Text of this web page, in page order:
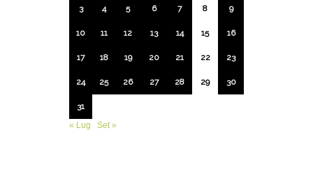
3 4 5 6 7 8 9
10 11 12 13 14 15 16
17 18 19 20 21 22 23
24 25 26 27 28 29 30
31
« Lug
Set »